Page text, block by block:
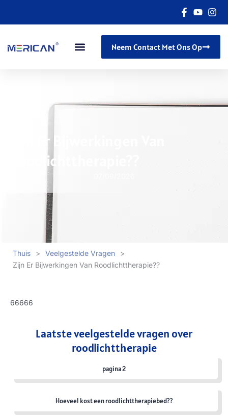
Neem Contact Met Ons Op
Zijn Er Bijwerkingen Van
Roodlichttherapie??
Thuis > Veelgestelde Vragen
>
Zijn Er Bijwerkingen Van Roodlichttherapie??
66666
Laatste veelgestelde vragen over
roodlichttherapie
pagina 2
Hoeveel kost een roodlichttherapiebed??